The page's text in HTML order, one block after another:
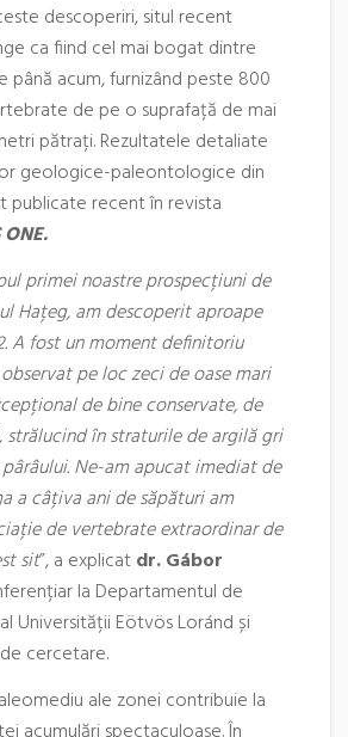
descoperiri, situl recent
ca fiind cel mai bogat dintre
până acum, furnizând peste 800
de pe o suprafață de mai
pătrați. Rezultatele detaliate
geologice-paleontologice din
publicate recent în revista
ONE.
primei noastre prospecțiuni de
Hațeg, am descoperit aproape
A fost un moment definitoriu
pe loc zeci de oase mari
de bine conservate, de
strălucind în straturile de argilă gri
Ne-am apucat imediat de
a câțiva ani de săpături am
de vertebrate extraordinar de
sit”, a explicatdr. Gábor
la Departamentul de
Universității Eötvös Loránd și
cercetare.
ale zonei contribuie la